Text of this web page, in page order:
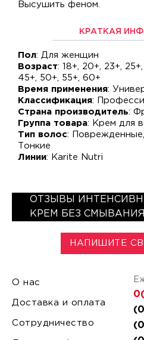
Высушить феном.
КРАТКАЯ
Пол: Для женщин
Возраст: 18+, 20+, 23+,
45+, 50+, 55+, 60+
Время применения:
Классификация:
Страна производитель:
Группа товара: Крем для
Тип волос:
Тонкие
Линии: Karite Nutri
ОТЗЫВЫ
КРЕМ БЕЗ
НАПИШИТЕ
О нас
Доставка и оплата
Сотрудничество